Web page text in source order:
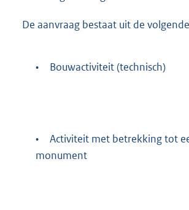
De aanvraag bestaat uit de
• Bouwactiviteit (technisch)
•
Activiteit met betrekking tot
monument